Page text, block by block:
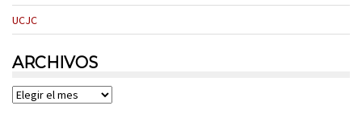
UCJC
ARCHIVOS
Archivos